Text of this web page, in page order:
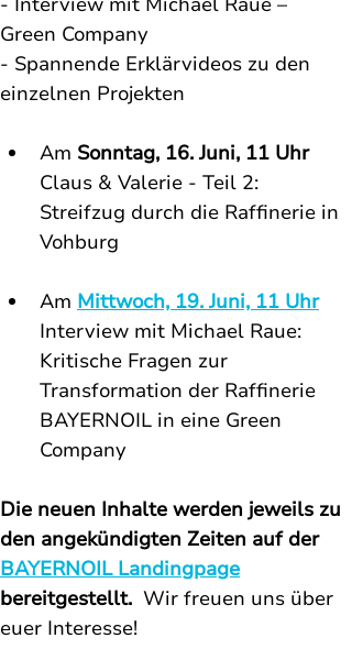
Green Company
- Spannende Erklärvideos zu den
einzelnen Projekten
Am Sonntag, 16. Juni, 11 Uhr
Claus & Valerie - Teil 2:
Streifzug durch die Raffinerie in
Vohburg
Am Mittwoch, 19. Juni, 11 Uhr
Interview mit Michael Raue:
Kritische Fragen zur
Transformation der Raffinerie
BAYERNOIL in eine Green
Company
Die neuen Inhalte werden jeweils zu
den angekündigten Zeiten auf der
BAYERNOIL Landingpage
bereitgestellt. Wir freuen uns über
euer Interesse!